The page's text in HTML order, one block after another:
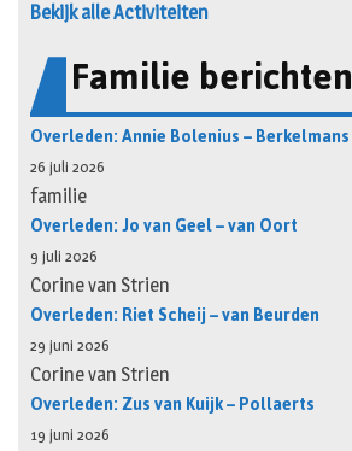
Bekijk alle Activiteiten
Familie berichten
Overleden: Annie Bolenius – Berkelmans
26 juli 2026
familie
Overleden: Jo van Geel – van Oort
9 juli 2026
Corine van Strien
Overleden: Riet Scheij – van Beurden
29 juni 2026
Corine van Strien
Overleden: Zus van Kuijk – Pollaerts
19 juni 2026